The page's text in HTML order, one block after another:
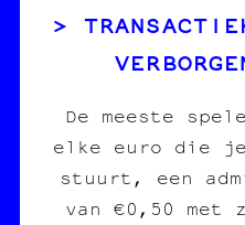
De meeste
elke euro die
stuurt, een
van €0,50 met